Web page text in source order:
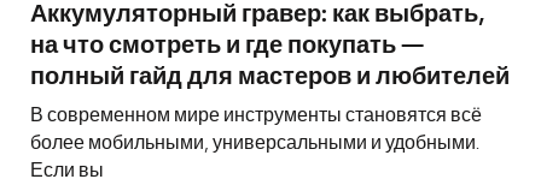
Аккумуляторный гравер: как выбрать,
на что смотреть и где покупать —
полный гайд для мастеров и любителей
В современном мире инструменты становятся всё
более мобильными, универсальными и удобными.
Если вы